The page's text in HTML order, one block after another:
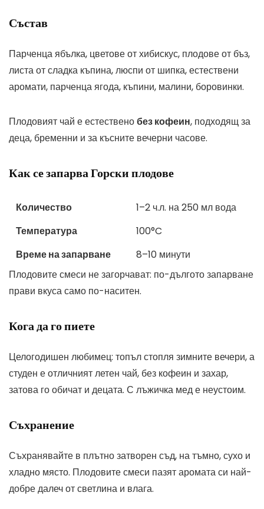
Състав
Парченца ябълка, цветове от хибискус, плодове от бъз,
листа от сладка къпина, люспи от шипка, естествени
аромати, парченца ягода, къпини, малини, боровинки.
Плодовият чай е естественобез кофеин, подходящ за
деца, бременни и за късните вечерни часове.
Как се запарва Горски плодове
Количество
1–2 ч.л. на 250 мл вода
Температура
100°C
Време на запарване
8–10 минути
Плодовите смеси не загорчават: по-дългото запарване
прави вкуса само по-наситен.
Кога да го пиете
Целогодишен любимец: топъл стопля зимните вечери, а
студен е отличният летен чай, без кофеин и захар,
затова го обичат и децата. С лъжичка мед е неустоим.
Съхранение
Съхранявайте в плътно затворен съд, на тъмно, сухо и
хладно място. Плодовите смеси пазят аромата си най-
добре далеч от светлина и влага.